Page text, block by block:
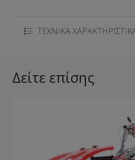
ΤΕΧΝΙΚΑ
Δείτε επίσης